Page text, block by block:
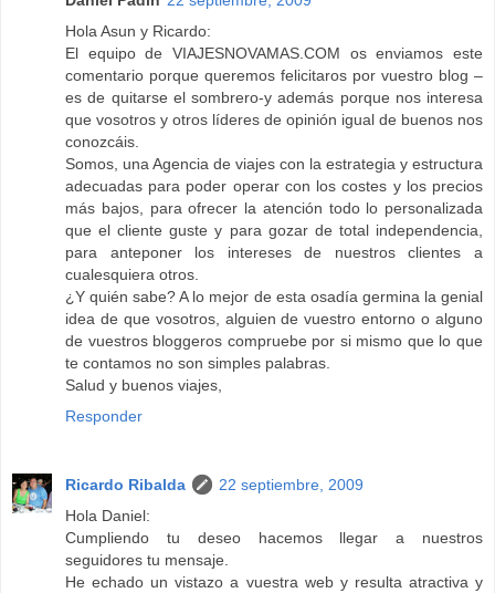
Hola Asun y Ricardo:
El equipo de VIAJESNOVAMAS.COM os enviamos este
comentario porque queremos felicitaros por vuestro blog –
es de quitarse el sombrero-y además porque nos interesa
que vosotros y otros líderes de opinión igual de buenos nos
conozcáis.
Somos, una Agencia de viajes con la estrategia y estructura
adecuadas para poder operar con los costes y los precios
más bajos, para ofrecer la atención todo lo personalizada
que el cliente guste y para gozar de total independencia,
para anteponer los intereses de nuestros clientes a
cualesquiera otros.
¿Y quién sabe? A lo mejor de esta osadía germina la genial
idea de que vosotros, alguien de vuestro entorno o alguno
de vuestros bloggeros compruebe por si mismo que lo que
te contamos no son simples palabras.
Salud y buenos viajes,
Responder
Ricardo Ribalda
22 septiembre, 2009
Hola Daniel:
Cumpliendo tu deseo hacemos llegar a nuestros
seguidores tu mensaje.
He echado un vistazo a vuestra web y resulta atractiva y